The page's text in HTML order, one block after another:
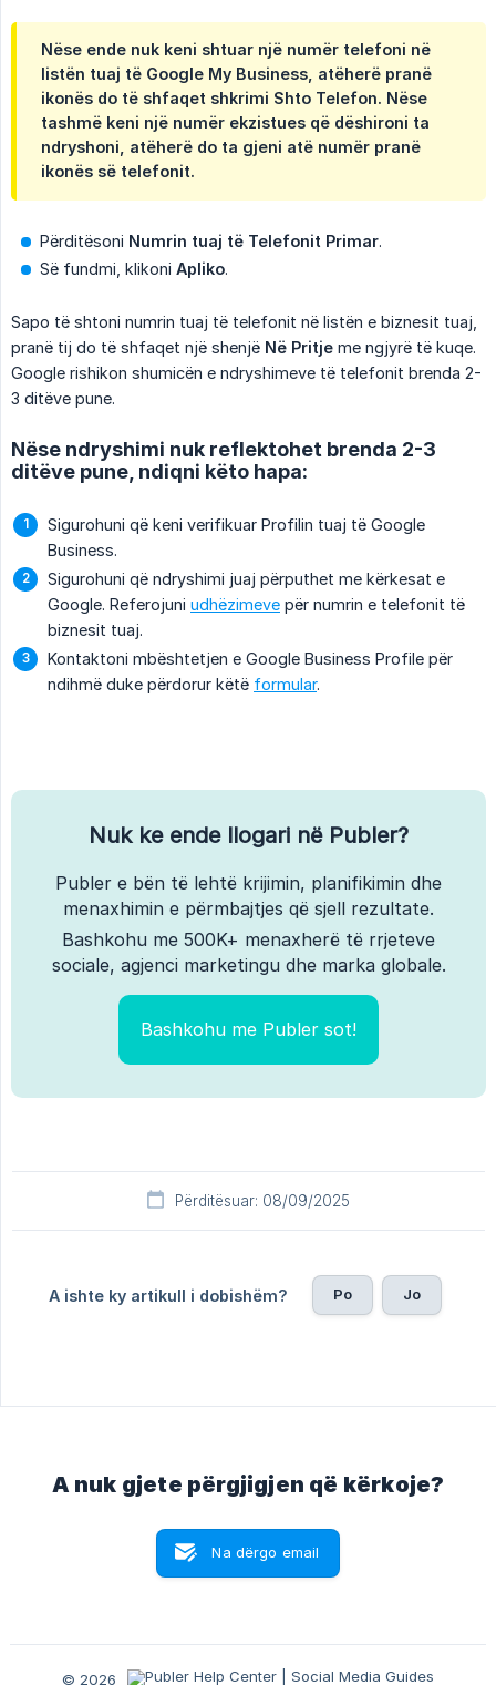
Nëse ende nuk keni shtuar një numër telefoni në
listën tuaj të Google My Business, atëherë pranë
ikonës do të shfaqet shkrimi Shto Telefon. Nëse
tashmë keni një numër ekzistues që dëshironi ta
ndryshoni, atëherë do ta gjeni atë numër pranë
ikonës së telefonit.
Përditësoni Numrin tuaj të Telefonit Primar.
Së fundmi, klikoni Apliko.
Sapo të shtoni numrin tuaj të telefonit në listën e biznesit tuaj,
pranë tij do të shfaqet një shenjë Në Pritje me ngjyrë të kuqe.
Google rishikon shumicën e ndryshimeve të telefonit brenda 2-
3 ditëve pune.
Nëse ndryshimi nuk reflektohet brenda 2-3
ditëve pune, ndiqni këto hapa:
Sigurohuni që keni verifikuar Profilin tuaj të Google
Business.
Sigurohuni që ndryshimi juaj përputhet me kërkesat e
Google. Referojuni udhëzimeve për numrin e telefonit të
biznesit tuaj.
Kontaktoni mbështetjen e Google Business Profile për
ndihmë duke përdorur këtë formular.
Nuk ke ende llogari në Publer?
Publer e bën të lehtë krijimin, planifikimin dhe
menaxhimin e përmbajtjes që sjell rezultate.
Bashkohu me 500K+ menaxherë të rrjeteve
sociale, agjenci marketingu dhe marka globale.
Bashkohu me Publer sot!
Përditësuar: 08/09/2025
A ishte ky artikull i dobishëm? Po Jo
A nuk gjete përgjigjen që kërkoje?
Na dërgo email
© 2026